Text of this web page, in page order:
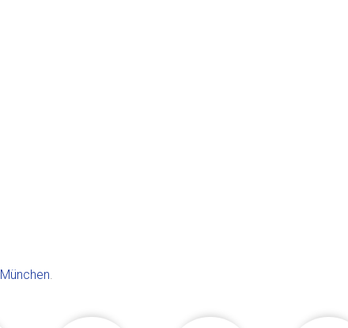
München.